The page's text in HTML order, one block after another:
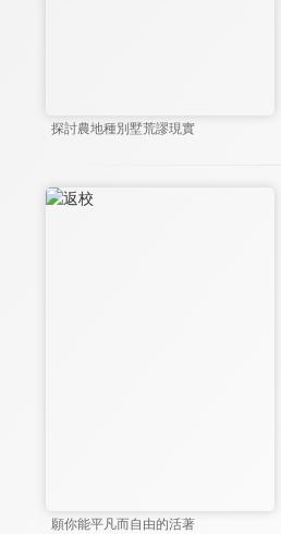
探討農地種別墅荒謬現實
願你能平凡而自由的活著